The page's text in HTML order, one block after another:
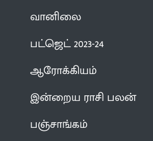
வானிலை
பட்ஜெட் 2023-24
ஆரோக்கியம்
இன்றைய ராசி பலன்
பஞ்சாங்கம்